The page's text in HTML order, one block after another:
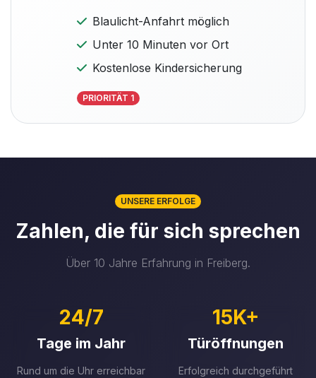
Blaulicht-Anfahrt möglich
Unter 10 Minuten vor Ort
Kostenlose Kindersicherung
PRIORITÄT 1
UNSERE ERFOLGE
Zahlen, die für sich sprechen
Über 10 Jahre Erfahrung in Freiberg.
24/7
Tage im Jahr
Rund um die Uhr erreichbar
15K+
Türöffnungen
Erfolgreich durchgeführt